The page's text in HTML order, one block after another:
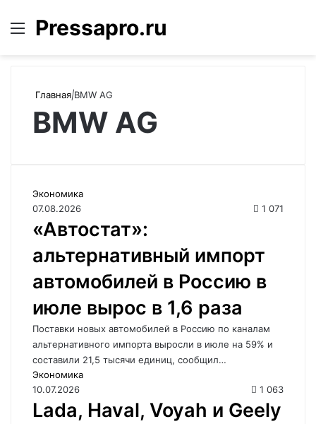
Меню
Pressapro.ru
Главная|BMW AG
BMW AG
Экономика
07.08.2026
1 071
«Автостат»:
альтернативный импорт
автомобилей в Россию в
июле вырос в 1,6 раза
Поставки новых автомобилей в Россию по каналам
альтернативного импорта выросли в июле на 59% и
составили 21,5 тысячи единиц, сообщил…
Экономика
10.07.2026
1 063
Lada, Haval, Voyah и Geely